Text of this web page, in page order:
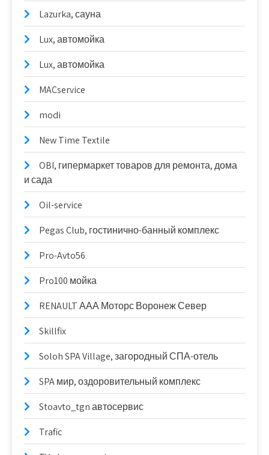
Lazurka, сауна
Lux, автомойка
Lux, автомойка
MACservice
modi
New Time Textile
OBI, гипермаркет товаров для ремонта, дома
и сада
Oil-service
Pegas Club, гостинично-банный комплекс
Pro-Avto56
Pro100 мойка
RENAULT ААА Моторс Воронеж Север
Skillfix
Soloh SPA Village, загородный СПА-отель
SPA мир, оздоровительный комплекс
Stoavto_tgn автосервис
Trafic